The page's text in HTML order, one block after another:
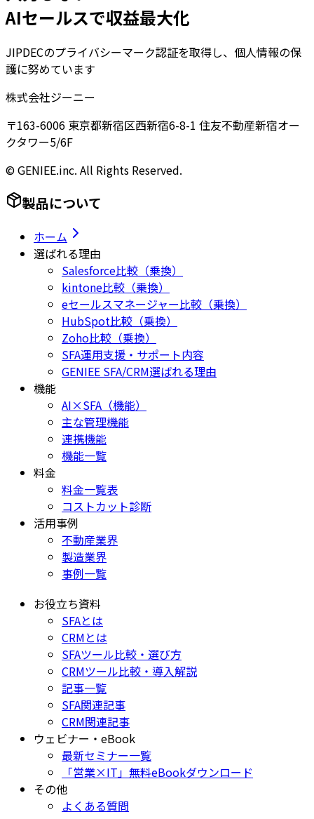
AIセールスで収益最大化
JIPDECのプライバシーマーク認証を取得し、個人情報の保
護に努めています
株式会社ジーニー
〒163-6006 東京都新宿区西新宿6-8-1 住友不動産新宿オー
クタワー5/6F
© GENIEE.inc. All Rights Reserved.
製品について
ホーム
選ばれる理由
Salesforce比較（乗換）
kintone比較（乗換）
eセールスマネージャー比較（乗換）
HubSpot比較（乗換）
Zoho比較（乗換）
SFA運用支援・サポート内容
GENIEE SFA/CRM選ばれる理由
機能
AI×SFA（機能）
主な管理機能
連携機能
機能一覧
料金
料金一覧表
コストカット診断
活用事例
不動産業界
製造業界
事例一覧
お役立ち資料
SFAとは
CRMとは
SFAツール比較・選び方
CRMツール比較・導入解説
記事一覧
SFA関連記事
CRM関連記事
ウェビナー・eBook
最新セミナー一覧
「営業×IT」無料eBookダウンロード
その他
よくある質問